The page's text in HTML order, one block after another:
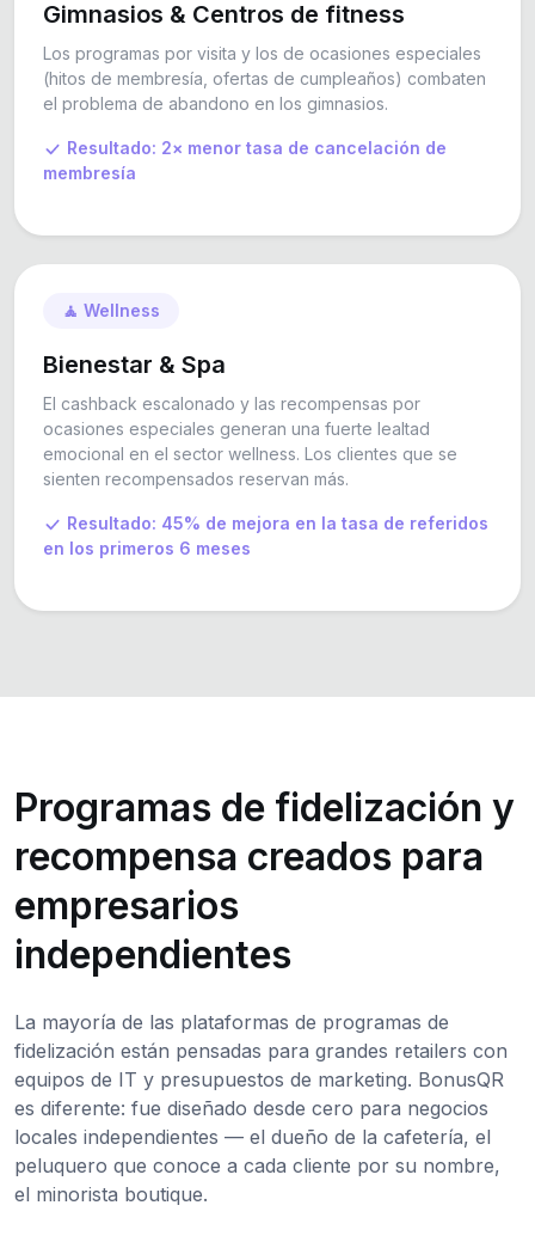
Gimnasios & Centros de fitness
Los programas por visita y los de ocasiones especiales
(hitos de membresía, ofertas de cumpleaños) combaten
el problema de abandono en los gimnasios.
Resultado: 2× menor tasa de cancelación de
membresía
🧘 Wellness
Bienestar & Spa
El cashback escalonado y las recompensas por
ocasiones especiales generan una fuerte lealtad
emocional en el sector wellness. Los clientes que se
sienten recompensados reservan más.
Resultado: 45% de mejora en la tasa de referidos
en los primeros 6 meses
Programas de fidelización y
recompensa creados para
empresarios
independientes
La mayoría de las plataformas de programas de
fidelización están pensadas para grandes retailers con
equipos de IT y presupuestos de marketing. BonusQR
es diferente: fue diseñado desde cero para negocios
locales independientes — el dueño de la cafetería, el
peluquero que conoce a cada cliente por su nombre,
el minorista boutique.